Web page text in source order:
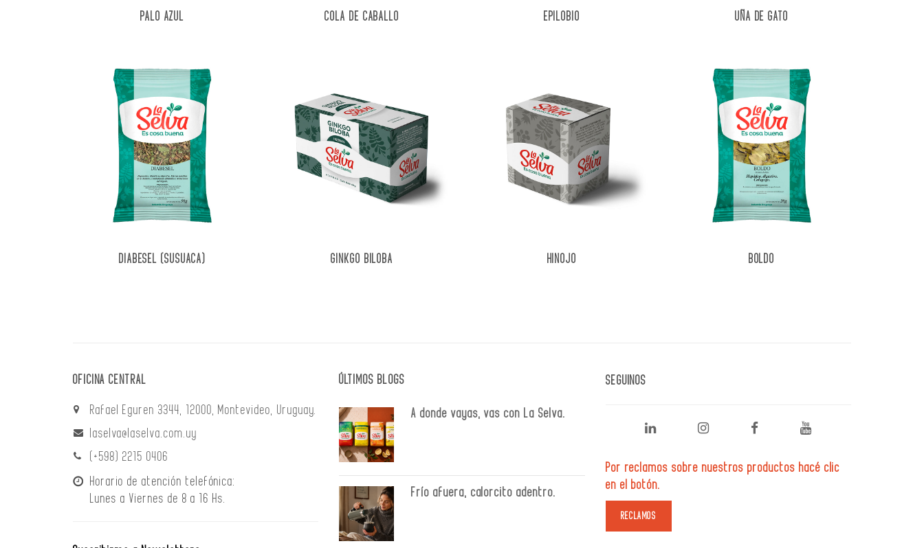
PALO AZUL COLA DE CABALLO EPILOBIO UÑA DE GATO
DIABESEL (SUSUACA) GINKGO BILOBA HINOJO BOLDO
OFICINA CENTRAL
Rafael Eguren 3344, 12000, Montevideo, Uruguay.
laselva@laselva.com.uy
(+598) 2215 0406
Horario de atención telefónica:
Lunes a Viernes de 8 a 16 Hs.
ÚLTIMOS BLOGS
A donde vayas, vas con La Selva.
Frío afuera, calorcito adentro.
SEGUINOS
Por reclamos sobre nuestros productos hacé clic
en el botón.